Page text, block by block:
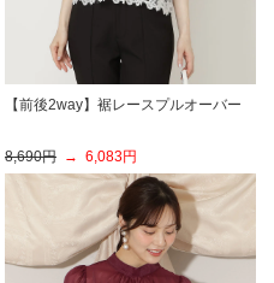
【前後2way】裾レースプルオーバー
8,690円 → 6,083円